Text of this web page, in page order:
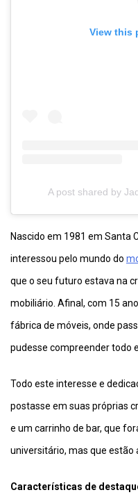
View this
A post shared by
Nascido em 1981 em Santa
interessou pelo mundo do
que o seu futuro estava na
mobiliário. Afinal, com 15
fábrica de móveis, onde
pudesse compreender todo
Todo este interesse e
postasse em suas próprias
e um carrinho de bar, que
universitário, mas que estão
Características de